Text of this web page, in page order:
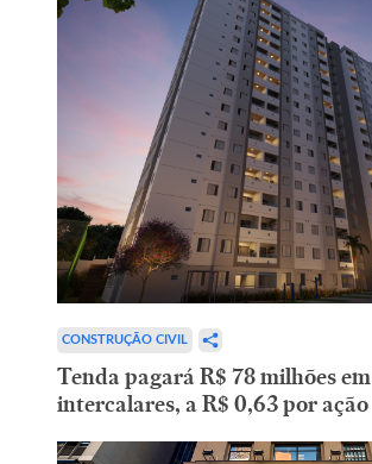
CONSTRUÇÃO CIVIL
Tenda pagará R$ 78 milhões
intercalares, a R$ 0,63 por ação